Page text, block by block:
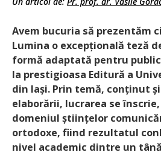
Avem bucuria să prezentăm
Lumina o excepțională teză
formă adaptată pentru
la prestigioasa Editură a
din Iași. Prin temă, conținut
elaborării, lucrarea se
domeniul științelor
ortodoxe, fiind rezultatul
nivel academic dintre un